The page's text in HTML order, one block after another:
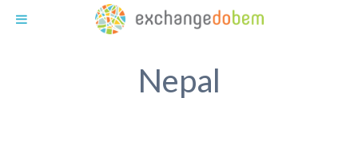
Nepal
Exchange do Bem